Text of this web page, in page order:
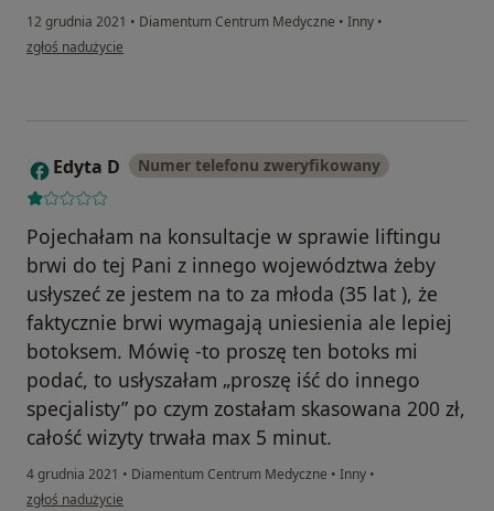
12 grudnia 2021 • Diamentum Centrum Medyczne • Inny •
w opinii użytkownika Aleksandra
zgłoś nadużycie
E Edyta D Numer telefonu zweryfikowany
Pojechałam na konsultacje w sprawie liftingu
brwi do tej Pani z innego województwa żeby
usłyszeć ze jestem na to za młoda (35 lat ), że
faktycznie brwi wymagają uniesienia ale lepiej
botoksem. Mówię -to proszę ten botoks mi
podać, to usłyszałam „proszę iść do innego
specjalisty” po czym zostałam skasowana 200 zł,
całość wizyty trwała max 5 minut.
4 grudnia 2021 • Diamentum Centrum Medyczne • Inny •
w opinii użytkownika Edyta D
zgłoś nadużycie